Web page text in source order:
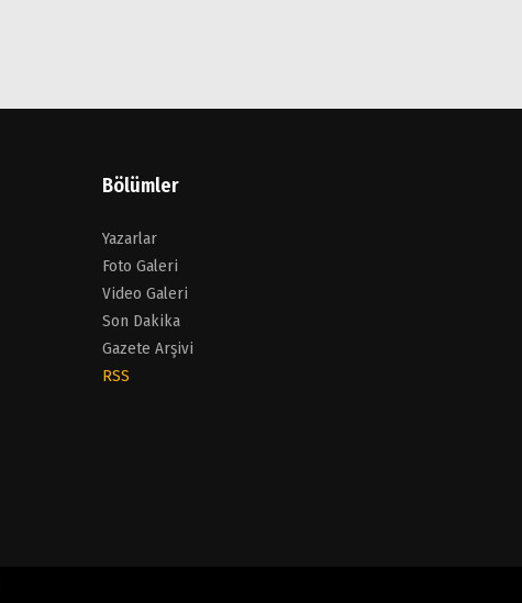
Bölümler
Yazarlar
Foto Galeri
Video Galeri
Son Dakika
Gazete Arşivi
RSS